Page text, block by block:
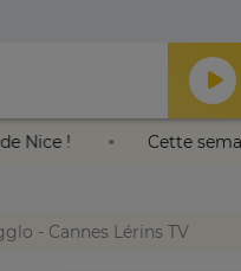
de Nice !
- Cannes Lérins TV